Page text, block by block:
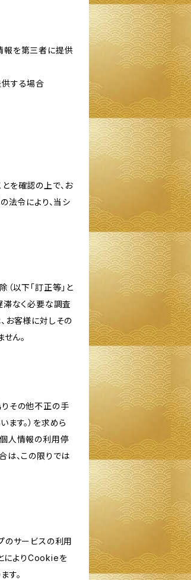
報を第三者に提供
供する場合
を確認の上で、お
法令により、当シ
以下「訂正等」と
滞なく必要な調査
お客様に対しその
ん。
りその他不正の手
す。）を求めら
個人情報の利用停
は、この限りでは
のサービスの利用
によりCookieを
す。